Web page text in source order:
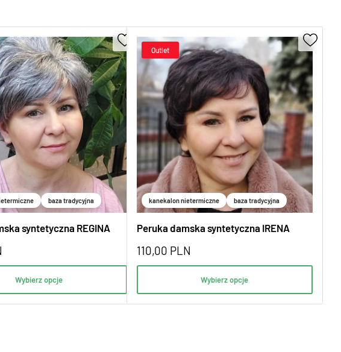
baza tradycyjna
syntetyczna REGINA
Wybierz opcje
kanekalon nietermiczne baza tradycyjna
Peruka damska syntetyczna IRENA
110,00 PLN
Wybierz opcje